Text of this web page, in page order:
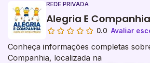
REDE PRIVADA
Alegria E Companhia
0.0 Avaliar
Conheça informações completas
Companhia, localizada na